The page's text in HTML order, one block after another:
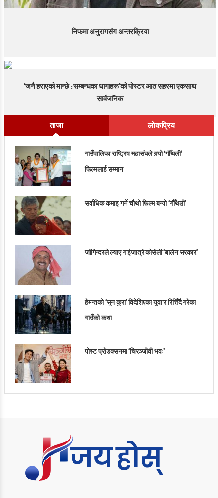
निफमा अनुरागसंग अन्तरक्रिया
‘जनै हराएको मान्छे : सम्बन्धका धागाहरू’को पोस्टर आठ सहरमा एकसाथ
सार्वजनिक
ताजा लोकप्रिय
गाउँपालिका राष्ट्रिय महासंघले गर्‍यो ‘गौँथली’
फिल्मलाई सम्मान
सर्वाधिक कमाइ गर्ने चौथो फिल्म बन्यो ‘गौँथली’
जोगिन्दरले ल्याए गाईजात्रे कोसेली ‘बालेन सरकार’
हेमन्तको ‘सुन कुरा’ विदेशिएका युवा र रित्तिँदै गरेका
गाउँको कथा
पोस्ट प्रोडक्सनमा ‘चिरञ्जीवी भवः’